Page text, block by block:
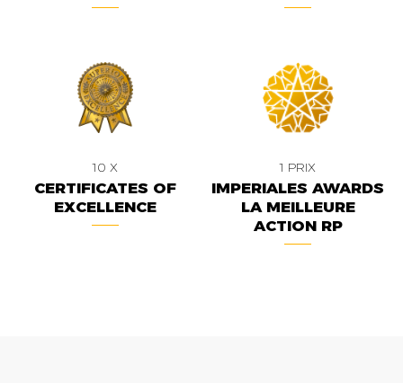
10 X
CERTIFICATES OF
EXCELLENCE
1 PRIX
IMPERIALES AWARDS
LA MEILLEURE
ACTION RP